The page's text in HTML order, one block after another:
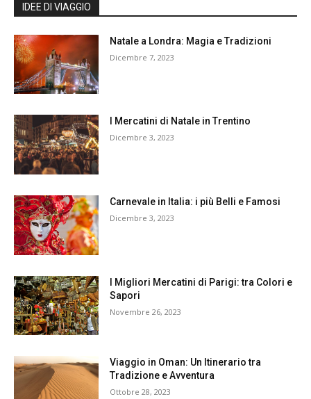
IDEE DI VIAGGIO
Natale a Londra: Magia e Tradizioni
Dicembre 7, 2023
I Mercatini di Natale in Trentino
Dicembre 3, 2023
Carnevale in Italia: i più Belli e Famosi
Dicembre 3, 2023
I Migliori Mercatini di Parigi: tra Colori e
Sapori
Novembre 26, 2023
Viaggio in Oman: Un Itinerario tra
Tradizione e Avventura
Ottobre 28, 2023